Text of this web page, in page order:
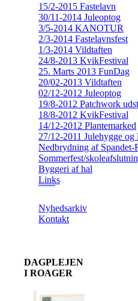
15/2-2015 Fastelavn
30/11-2014 Juleoptog
3/5-2014 KANOTUR
2/3-2014 Fastelavnsfest
1/3-2014 Vildtaften
24/8-2013 KvikFestival
25. Marts 2013 FunDag
20/02-2013 Vildtaften
02/12-2012 Juleoptog
19/8-2012 Patchwork
18/8-2012 KvikFestival
14/12-2012 Plantemarked
27/12-2011 Julehygge
Nedbrydning af Spandet-
Sommerfest/
Byggeri af hal
Links
Nyhedsarkiv
Kontakt
DAGPLEJEN
I ROAGER